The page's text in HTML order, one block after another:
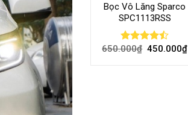
Bọc Vô Lăng Sparco
SPC1113RSS
Rated
650.000₫ 450.000₫